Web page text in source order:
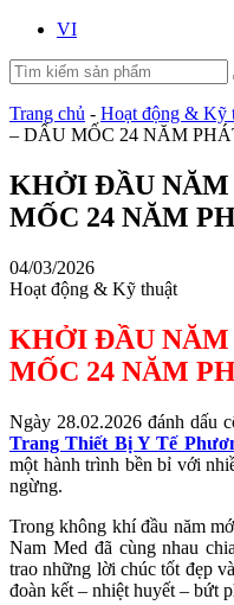
VI
Trang chủ - Hoạt động & Kỹ
– DẤU MỐC 24 NĂM
KHỞI ĐẦU NĂM
MỐC 24 NĂM
04/03/2026
Hoạt động & Kỹ thuật
KHỞI ĐẦU NĂM
MỐC 24 NĂM
Ngày 28.02.2026 đánh dấu
Trang Thiết Bị Y Tế
một hành trình bền bỉ với
ngừng.
Trong không khí đầu năm
Nam Med đã cùng nhau
trao những lời chúc tốt đẹp
đoàn kết – nhiệt huyết – bứt